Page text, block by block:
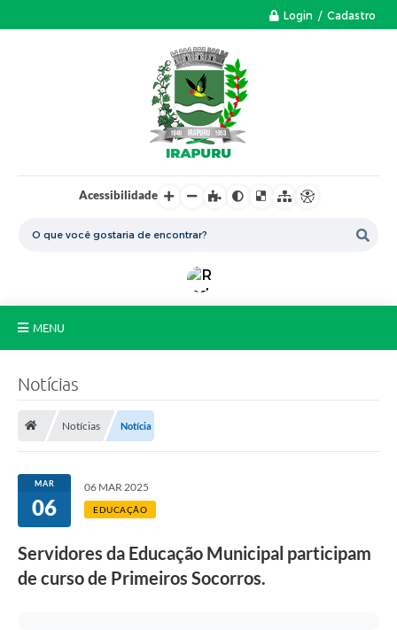
Login / Cadastro
Acessibilidade
MENU
Legislação
Transparência
Contratos
Notícias
Notícias Notícia
MAR
06
06 MAR 2025
EDUCAÇÃO
Servidores da Educação Municipal participam
de curso de Primeiros Socorros.